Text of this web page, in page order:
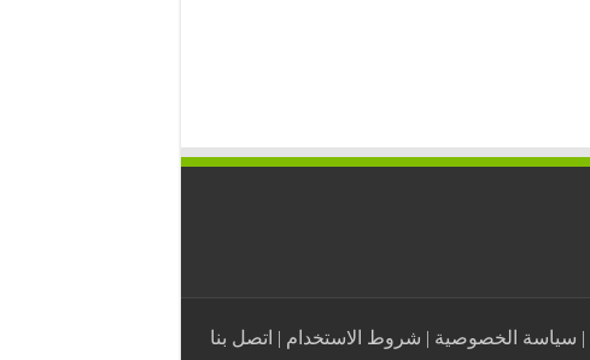
| سياسة الخصوصية | شروط الاستخدام | اتصل بنا